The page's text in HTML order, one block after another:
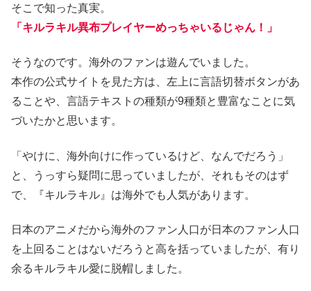
そこで知った真実。
「キルラキル異布プレイヤーめっちゃいるじゃん！」
そうなのです。海外のファンは遊んでいました。
本作の公式サイトを見た方は、左上に言語切替ボタンがあ
ることや、言語テキストの種類が9種類と豊富なことに気
づいたかと思います。
「やけに、海外向けに作っているけど、なんでだろう」
と、うっすら疑問に思っていましたが、それもそのはず
で、『キルラキル』は海外でも人気があります。
日本のアニメだから海外のファン人口が日本のファン人口
を上回ることはないだろうと高を括っていましたが、有り
余るキルラキル愛に脱帽しました。